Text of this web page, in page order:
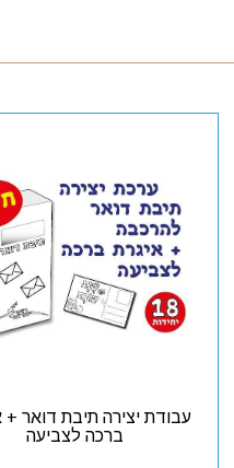
עבודת יצירה תיבת דואר +
ברכה לצביעה